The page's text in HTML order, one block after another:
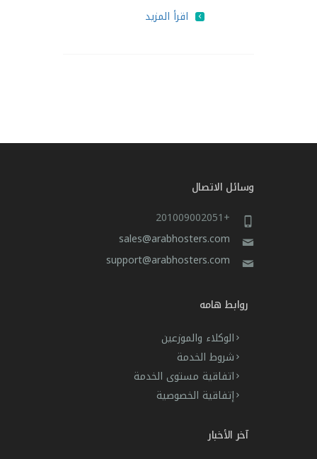
اقرأ المزيد
وسائل الاتصال
+201009002051
sales@arabhosters.com
support@arabhosters.com
روابط هامه
الوكلاء والموزعين
شروط الخدمة
اتفاقية مستوى الخدمة
إتفاقية الخصوصية
آخر الأخبار